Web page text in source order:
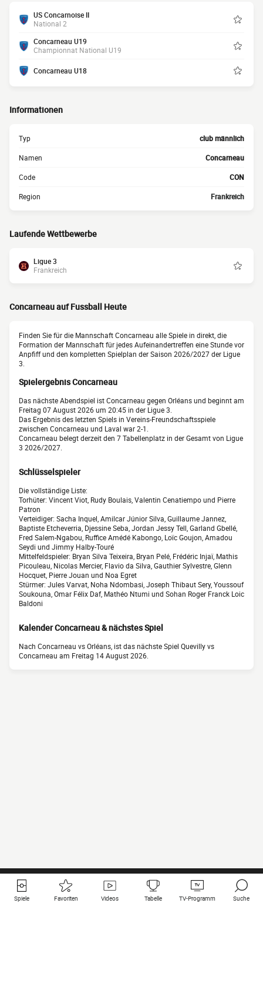
US Concarnoise II
National 2
Concarneau U19
Championnat National U19
Concarneau U18
Informationen
Typ club männlich
Namen Concarneau
Code CON
Region Frankreich
Laufende Wettbewerbe
Ligue 3
Frankreich
Concarneau auf Fussball Heute
Finden Sie für die Mannschaft Concarneau alle Spiele in direkt, die
Formation der Mannschaft für jedes Aufeinandertreffen eine Stunde vor
Anpfiff und den kompletten Spielplan der Saison 2026/2027 der Ligue
3.
Spielergebnis Concarneau
Das nächste Abendspiel ist Concarneau gegen Orléans und beginnt am
Freitag 07 August 2026 um 20:45 in der Ligue 3.
Das Ergebnis des letzten Spiels in Vereins-Freundschaftsspiele
zwischen Concarneau und Laval war 2-1.
Concarneau belegt derzeit den 7 Tabellenplatz in der Gesamt von Ligue
3 2026/2027.
Schlüsselspieler
Die vollständige Liste:
Torhüter: Vincent Viot, Rudy Boulais, Valentin Cenatiempo und Pierre
Patron
Verteidiger: Sacha Inquel, Amilcar Júnior Silva, Guillaume Jannez,
Baptiste Etcheverria, Djessine Seba, Jordan Jessy Tell, Garland Gbellé,
Fred Salem-Ngabou, Ruffice Amédé Kabongo, Loïc Goujon, Amadou
Seydi und Jimmy Halby-Touré
Mittelfeldspieler: Bryan Silva Teixeira, Bryan Pelé, Frédéric Injaï, Mathis
Picouleau, Nicolas Mercier, Flavio da Silva, Gauthier Sylvestre, Glenn
Hocquet, Pierre Jouan und Noa Egret
Stürmer: Jules Varvat, Noha Ndombasi, Joseph Thibaut Sery, Youssouf
Soukouna, Omar Félix Daf, Mathéo Ntumi und Sohan Roger Franck Loic
Baldoni
Kalender Concarneau & nächstes Spiel
Nach Concarneau vs Orléans, ist das nächste Spiel Quevilly vs
Concarneau am Freitag 14 August 2026.
Spiele Favoriten Videos Tabelle TV-Programm Suche